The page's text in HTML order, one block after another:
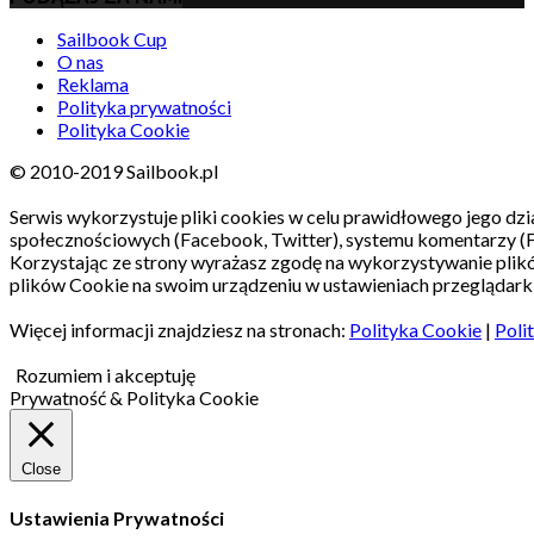
Sailbook Cup
O nas
Reklama
Polityka prywatności
Polityka Cookie
© 2010-2019 Sailbook.pl
Serwis wykorzystuje pliki cookies w celu prawidłowego jego
społecznościowych (Facebook, Twitter), systemu komentarzy
Korzystając ze strony wyrażasz zgodę na wykorzystywanie
plików Cookie na swoim urządzeniu w ustawieniach
Więcej informacji znajdziesz na stronach: Polityka Cookie |
Rozumiem i akceptuję
Prywatność & Polityka Cookie
Close
Ustawienia Prywatności